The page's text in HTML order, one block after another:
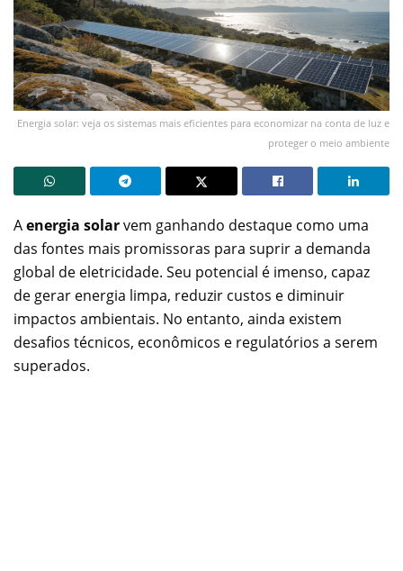
Energia solar: veja os sistemas mais eficientes para economizar na conta de luz e
proteger o meio ambiente
Aenergia solarvem ganhando destaque como uma
das fontes mais promissoras para suprir a demanda
global de eletricidade. Seu potencial é imenso, capaz
de gerar energia limpa, reduzir custos e diminuir
impactos ambientais. No entanto, ainda existem
desafios técnicos, econômicos e regulatórios a serem
superados.